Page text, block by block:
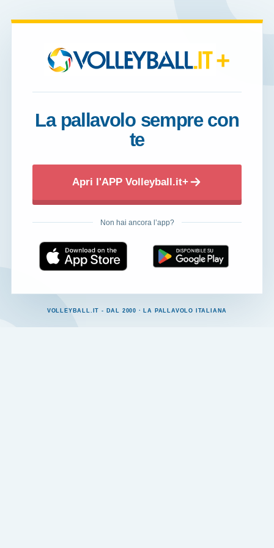
+
La pallavolo sempre con
te
Apri l'APP Volleyball.it+
Non hai ancora l’app?
VOLLEYBALL.IT - DAL 2000 · LA PALLAVOLO ITALIANA